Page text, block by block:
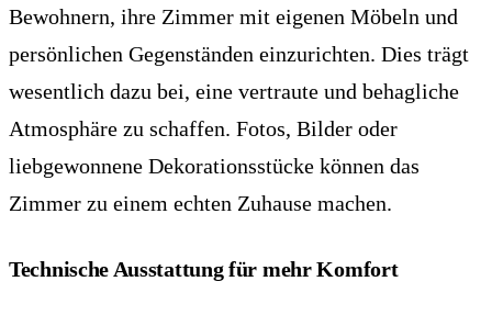
Bewohnern, ihre Zimmer mit eigenen Möbeln und
persönlichen Gegenständen einzurichten. Dies trägt
wesentlich dazu bei, eine vertraute und behagliche
Atmosphäre zu schaffen. Fotos, Bilder oder
liebgewonnene Dekorationsstücke können das
Zimmer zu einem echten Zuhause machen.
Technische Ausstattung für mehr Komfort